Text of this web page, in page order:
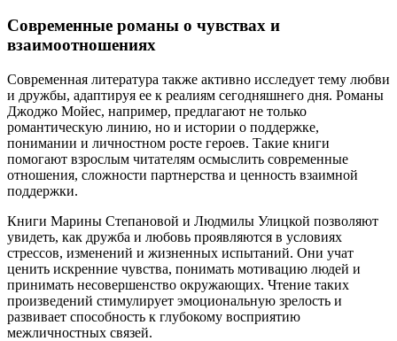
Современные романы о чувствах и
взаимоотношениях
Современная литература также активно исследует тему любви
и дружбы, адаптируя ее к реалиям сегодняшнего дня. Романы
Джоджо Мойес, например, предлагают не только
романтическую линию, но и истории о поддержке,
понимании и личностном росте героев. Такие книги
помогают взрослым читателям осмыслить современные
отношения, сложности партнерства и ценность взаимной
поддержки.
Книги Марины Степановой и Людмилы Улицкой позволяют
увидеть, как дружба и любовь проявляются в условиях
стрессов, изменений и жизненных испытаний. Они учат
ценить искренние чувства, понимать мотивацию людей и
принимать несовершенство окружающих. Чтение таких
произведений стимулирует эмоциональную зрелость и
развивает способность к глубокому восприятию
межличностных связей.